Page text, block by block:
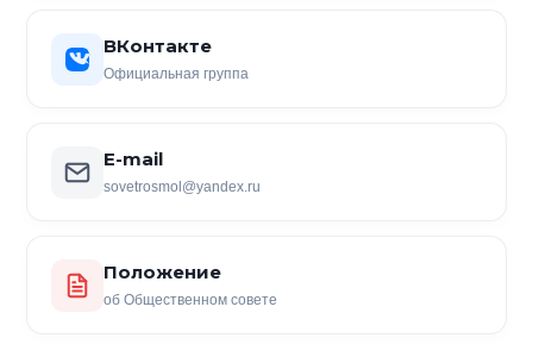
ВКонтакте
Официальная группа
E-mail
sovetrosmol@yandex.ru
Положение
об Общественном совете